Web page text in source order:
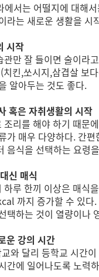
에서는 어떨지에 대해
라는 새로운 생활을 시
시작
관만 잘 들이면 술이라
치킨,쏘시지,삼겹살 보
알아두는 것도 좋다.
혹은 자취생활의 시작
조리를 해야 하기 때문
가 매우 다양하다. 간
음식을 선택하는 요령
신 매식
하루 한끼 이상은 매식
까지 증가할 수 있다
택하는 것이 열량이나
운 강의 시간
와 달리 등학교 시간
간에 일어나도록 노력